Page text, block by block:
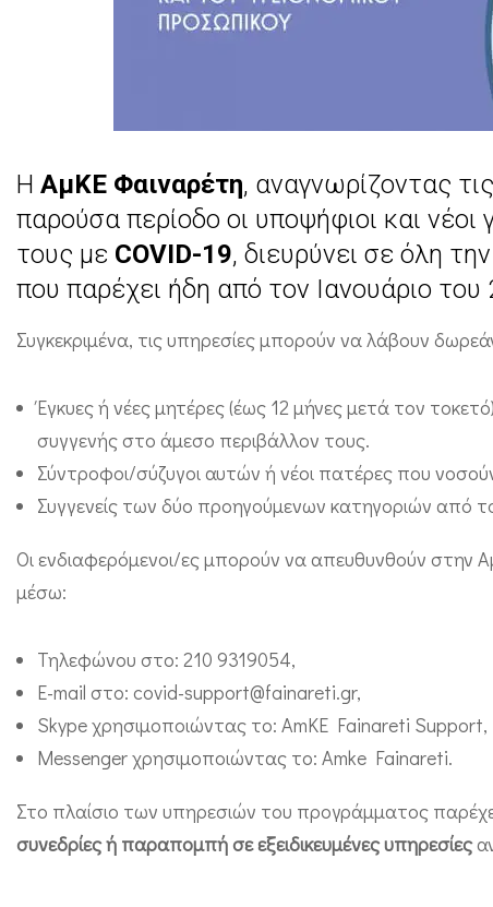
τ
ή
ρ
ι
η
γ
ύ
ν
,
έ
ω
ν
μ
η
τ
H ΑμΚΕ Φαιναρέτη, αναγνωρίζοντας
παρούσα περίοδο οι υποψήφιοι και νέοι
τους με COVID-19, διευρύνει σε όλη
που παρέχει ήδη από τον Ιανουάριο
Συγκεκριμένα, τις υπηρεσίες μπορούν να λάβουν
Έγκυες ή νέες μητέρες (έως 12 μήνες μετά τον
συγγενής στο άμεσο περιβάλλον τους.
Σύντροφοι/σύζυγοι αυτών ή νέοι πατέρες που
Συγγενείς των δύο προηγούμενων κατηγοριών από
Οι ενδιαφερόμενοι/ες μπορούν να απευθυνθούν
μέσω:
Τηλεφώνου στο: 210 9319054,
E-mail στο: covid-support@fainareti.gr,
Skype χρησιμοποιώντας το: AmKE Fainareti Support,
Messenger χρησιμοποιώντας το: Amke Fainareti.
Στο πλαίσιο των υπηρεσιών του προγράμματος
συνεδρίες ή παραπομπή σε εξειδικευμένες υπηρεσίες